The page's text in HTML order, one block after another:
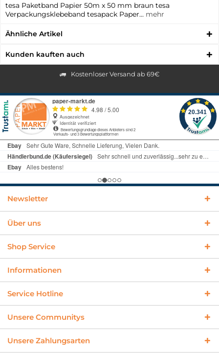
tesa Paketband Papier 50m x 50 mm braun tesa
Verpackungsklebeband tesapack Paper... mehr
Ähnliche Artikel
Kunden kauften auch
Kostenloser Versand ab 69€
Newsletter
Über uns
Shop Service
Informationen
Service Hotline
Unsere Communitys
Unsere Zahlungsarten